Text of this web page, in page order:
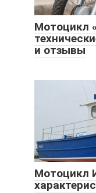
Мотоцикл
и отзывы
Мотоцикл